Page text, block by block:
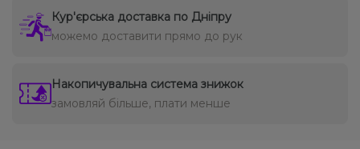
Кур'єрська доставка по Дніпру
можемо доставити прямо до рук
Накопичувальна система знижок
замовляй більше, плати менше